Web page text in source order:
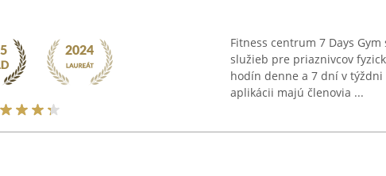
Fitness centrum 7 Days
služieb pre priaznivcov
hodín denne a 7 dní v
aplikácii majú členovia ...